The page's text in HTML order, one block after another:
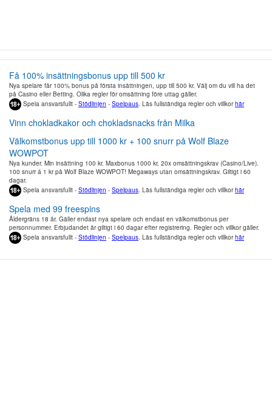
Få 100% insättningsbonus upp till 500 kr
Nya spelare får 100% bonus på första insättningen, upp till 500 kr. Välj om du vill ha det
på Casino eller Betting. Olika regler för omsättning före uttag gäller.
Spela ansvarsfullt - Stödlinjen - Spelpaus . Läs fullständiga regler och villkorhär
Vinn chokladkakor och chokladsnacks från Milka
Välkomstbonus upp till 1000 kr + 100 snurr på Wolf Blaze
WOWPOT
Nya kunder. Min insättning 100 kr. Maxbonus 1000 kr, 20x omsättningskrav (Casino/Live).
100 snurr á 1 kr på Wolf Blaze WOWPOT! Megaways utan omsättningskrav. Giltigt i 60
dagar.
Spela ansvarsfullt - Stödlinjen - Spelpaus . Läs fullständiga regler och villkorhär
Spela med 99 freespins
Åldergräns 18 år. Gäller endast nya spelare och endast en välkomstbonus per
personnummer. Erbjudandet är giltigt i 60 dagar efter registrering. Regler och villkor gäller.
Spela ansvarsfullt - Stödlinjen - Spelpaus . Läs fullständiga regler och villkorhär